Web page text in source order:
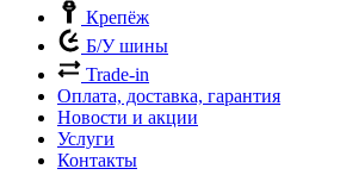
Крепёж
Б/У шины
Trade-in
Оплата, доставка, гарантия
Новости и акции
Услуги
Контакты